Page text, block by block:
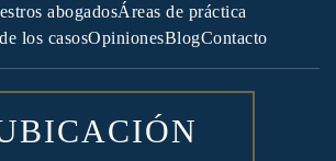
abogadosÁreas de práctica
los casosOpinionesBlogContacto